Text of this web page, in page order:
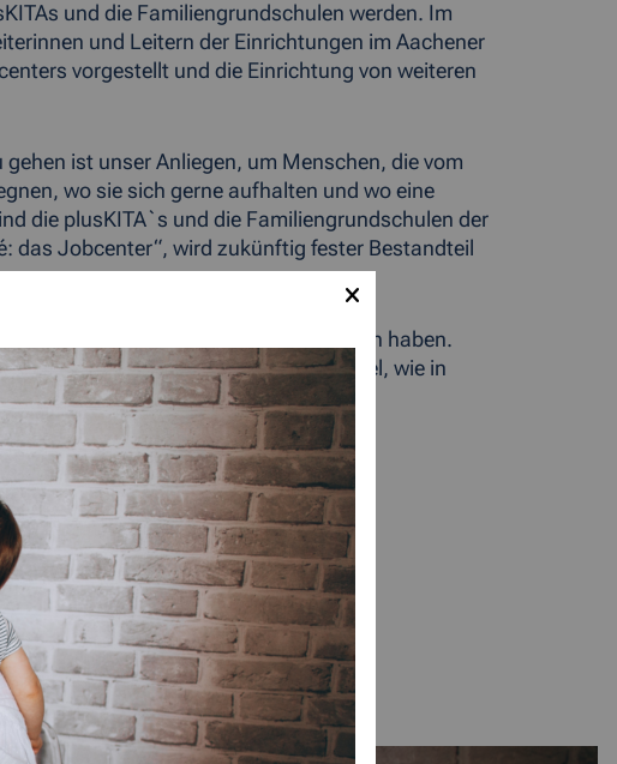
und die Familiengrundschulen werden. Im
und Leitern der Einrichtungen im Aachener
vorgestellt und die Einrichtung von weiteren
ist unser Anliegen, um Menschen, die vom
wo sie sich gerne aufhalten und wo eine
die plusKITA`s und die Familiengrundschulen der
das Jobcenter“, wird zukünftig fester Bestandteil
Wege zu Angeboten und Einrichtungen haben.
Jugend und Schule. Es ist ein Beispiel, wie in
und Kinder profitieren davon.“